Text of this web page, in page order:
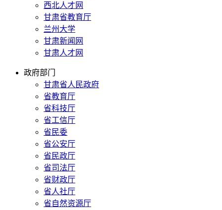
西北人才网
甘肃省教育厅
兰州大学
甘肃新闻网
甘肃人才网
政府部门
甘肃省人民政府
省教育厅
省科技厅
省工信厅
省民委
省公安厅
省民政厅
省司法厅
省财政厅
省人社厅
省自然资源厅